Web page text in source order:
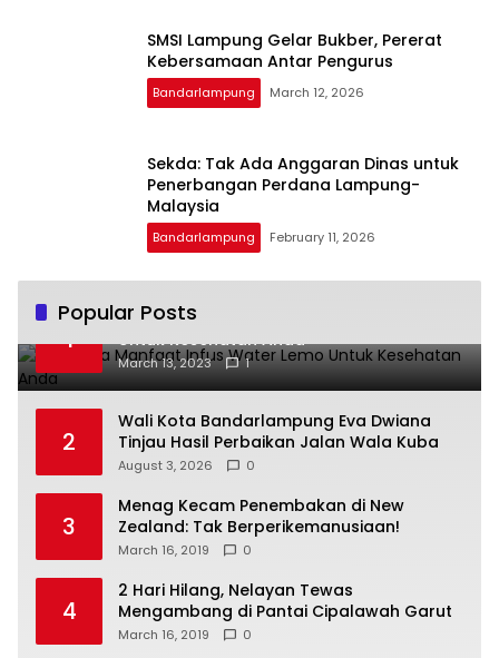
SMSI Lampung Gelar Bukber, Pererat
Kebersamaan Antar Pengurus
Bandarlampung March 12, 2026
Sekda: Tak Ada Anggaran Dinas untuk
Penerbangan Perdana Lampung-
Malaysia
Bandarlampung February 11, 2026
Popular Posts
1
Beberapa Manfaat Infus Water Lemo
Untuk Kesehatan Anda
March 13, 2023 1
2
Wali Kota Bandarlampung Eva Dwiana
Tinjau Hasil Perbaikan Jalan Wala Kuba
August 3, 2026 0
3
Menag Kecam Penembakan di New
Zealand: Tak Berperikemanusiaan!
March 16, 2019 0
4
2 Hari Hilang, Nelayan Tewas
Mengambang di Pantai Cipalawah Garut
March 16, 2019 0